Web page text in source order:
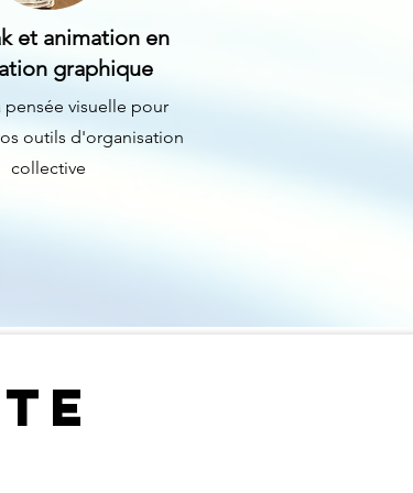
et animation en
graphique
pensée visuelle pour
outils d'organisation
collective